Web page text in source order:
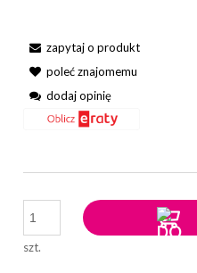
zapytaj o produkt
poleć znajomemu
dodaj opinię
szt.